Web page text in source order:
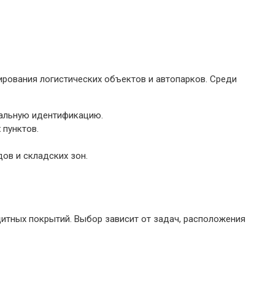
логистических объектов и автопарков. Среди
идентификацию.
и складских зон.
покрытий. Выбор зависит от задач, расположения